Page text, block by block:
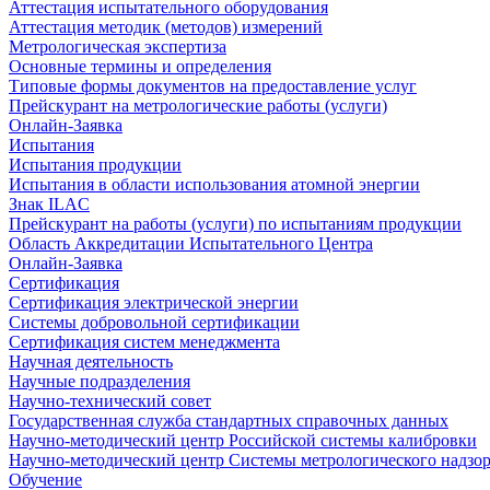
Аттестация испытательного оборудования
Аттестация методик (методов) измерений
Метрологическая экспертиза
Основные термины и определения
Типовые формы документов на предоставление услуг
Прейскурант на метрологические работы (услуги)
Онлайн-Заявка
Испытания
Испытания продукции
Испытания в области использования атомной энергии
Знак ILAC
Прейскурант на работы (услуги) по испытаниям продукции
Область Аккредитации Испытательного Центра
Онлайн-Заявка
Сертификация
Сертификация электрической энергии
Системы добровольной сертификации
Сертификация систем менеджмента
Научная деятельность
Научные подразделения
Научно-технический совет
Государственная служба стандартных справочных данных
Научно-методический центр Российской системы калибровки
Научно-методический центр Системы метрологического
Обучение